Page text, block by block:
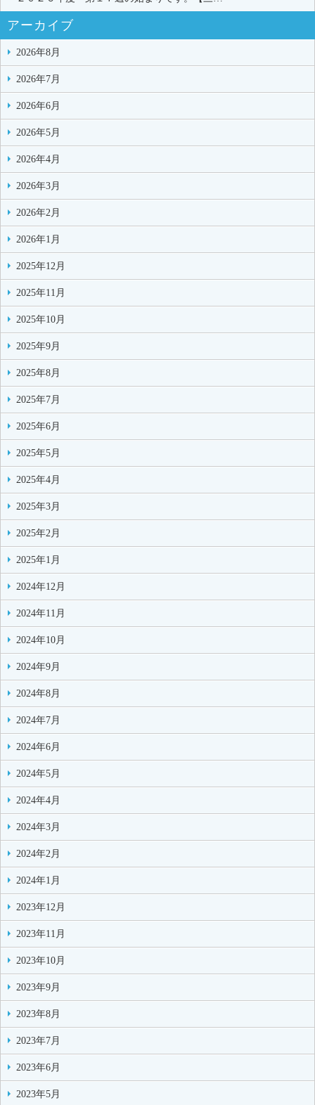
アーカイブ
2026年8月
2026年7月
2026年6月
2026年5月
2026年4月
2026年3月
2026年2月
2026年1月
2025年12月
2025年11月
2025年10月
2025年9月
2025年8月
2025年7月
2025年6月
2025年5月
2025年4月
2025年3月
2025年2月
2025年1月
2024年12月
2024年11月
2024年10月
2024年9月
2024年8月
2024年7月
2024年6月
2024年5月
2024年4月
2024年3月
2024年2月
2024年1月
2023年12月
2023年11月
2023年10月
2023年9月
2023年8月
2023年7月
2023年6月
2023年5月